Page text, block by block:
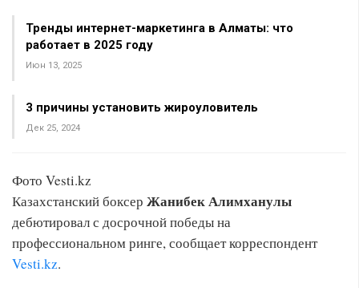
Тренды интернет-маркетинга в Алматы: что
работает в 2025 году
Июн 13, 2025
3 причины установить жироуловитель
Дек 25, 2024
Фото Vesti.kz
Казахстанский боксер Жанибек Алимханулы
дебютировал с досрочной победы на
профессиональном ринге, сообщает корреспондент
Vesti.kz.